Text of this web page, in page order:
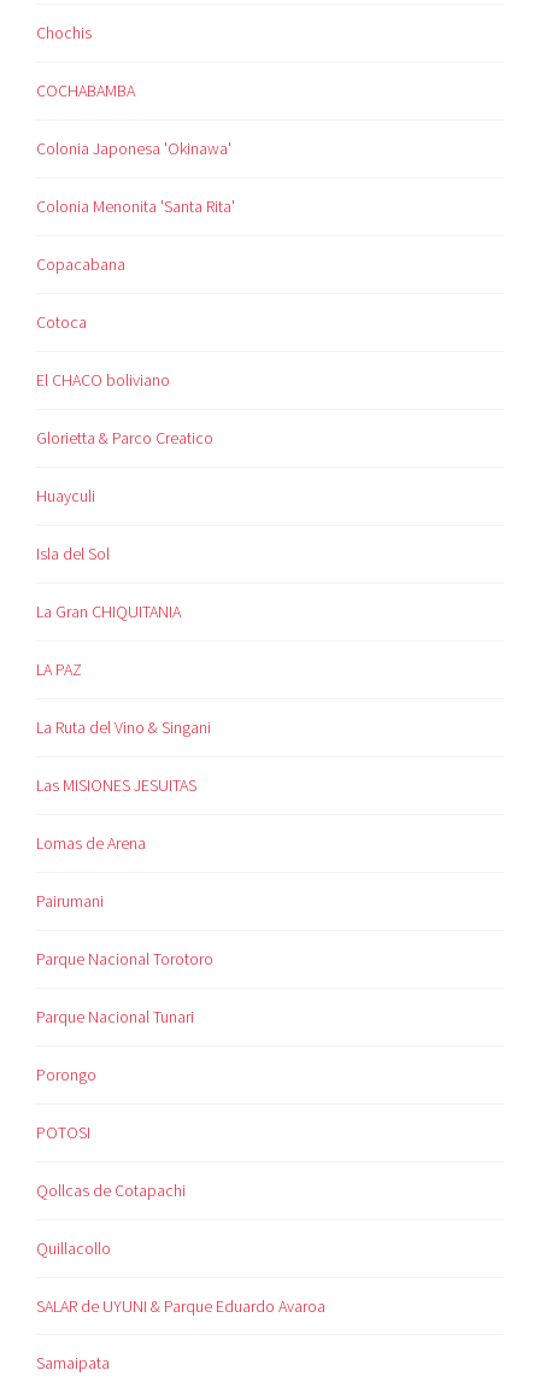
Chochis
COCHABAMBA
Colonia Japonesa 'Okinawa'
Colonia Menonita 'Santa Rita'
Copacabana
Cotoca
El CHACO boliviano
Glorietta & Parco Creatico
Huayculi
Isla del Sol
La Gran CHIQUITANIA
LA PAZ
La Ruta del Vino & Singani
Las MISIONES JESUITAS
Lomas de Arena
Pairumani
Parque Nacional Torotoro
Parque Nacional Tunari
Porongo
POTOSI
Qollcas de Cotapachi
Quillacollo
SALAR de UYUNI & Parque Eduardo Avaroa
Samaipata